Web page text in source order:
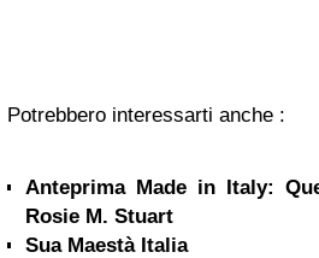
Potrebbero interessarti anche :
Anteprima Made in Italy:
Rosie M. Stuart
Sua Maestà Italia